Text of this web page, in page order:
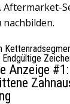
Aftermarket-
Anzeige #1: